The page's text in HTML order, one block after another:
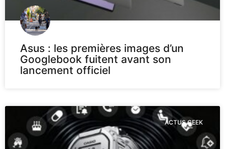
Asus : les premières images d’un
Googlebook fuitent avant son
lancement officiel
ACTUS GEEK